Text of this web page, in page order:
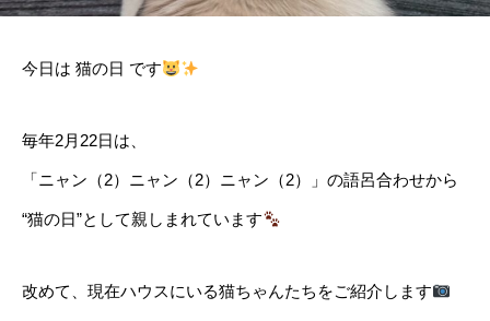
今日は 猫の日 です
毎年2月22日は、
「ニャン（2）ニャン（2）ニャン（2）」の語呂合わせから
“猫の日”として親しまれています
改めて、現在ハウスにいる猫ちゃんたちをご紹介します